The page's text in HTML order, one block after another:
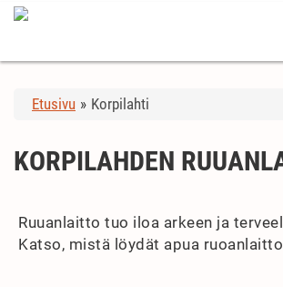
Etusivu » Korpilahti
KORPILAHDEN
Ruuanlaitto tuo iloa arkeen ja
Katso, mistä löydät apua